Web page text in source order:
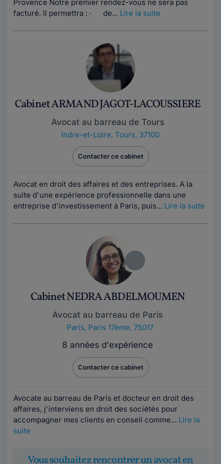
Provence Notre premier rendez-vous ne sera pas
facturé. Il permettra : · de... Lire la suite
Cabinet ARMAND JAGOT-LACOUSSIERE
Avocat au barreau de Tours
Indre-et-Loire, Tours, 37100
Contacter ce cabinet
Avocat en droit des affaires et des entreprises. A la
suite d'une expérience professionnelle dans une
entreprise d'investissement à Paris, puis... Lire la suite
Cabinet NEDRA ABDELMOUMEN
Avocat au barreau de Paris
Paris, Paris 17ème, 75017
8 années d'expérience
Contacter ce cabinet
Avocate au barreau de Paris et docteur en droit des
affaires, j'interviens en droit des sociétés pour
accompagner mes clients en conseil comme... Lire la
suite
Vous souhaitez rencontrer un avocat en